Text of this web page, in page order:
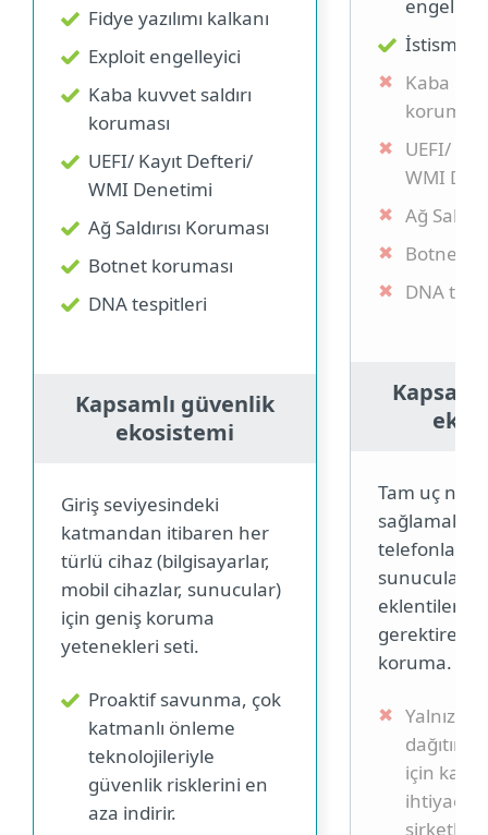
Fidye yazılımı kalkanı
Exploit engelleyici
Kaba kuvvet saldırı
koruması
UEFI/ Kayıt Defteri/
WMI Denetimi
Ağ Saldırısı Koruması
Botnet koruması
DNA tespitleri
Kapsamlı güvenlik
ekosistemi
Giriş seviyesindeki
katmandan itibaren her
türlü cihaz (bilgisayarlar,
mobil cihazlar, sunucular)
için geniş koruma
yetenekleri seti.
Proaktif savunma, çok
katmanlı önleme
teknolojileriyle
güvenlik risklerini en
aza indirir.
Kaba
koruması
UEFI/
WMI
Ağ
Botnet
DNA
Tam uç
sağlamak
sunucuları
eklentiler
gerektiren
koruma.
Yalnızca
dağıtım
için katı
şirketler